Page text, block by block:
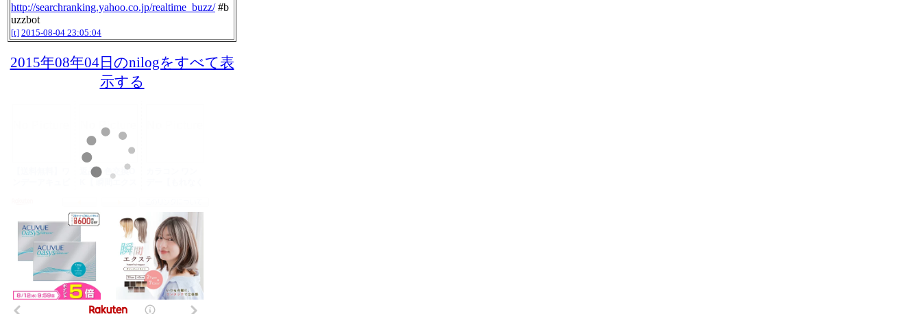
http://searchranking.yahoo.co.jp/realtime_buzz/#b
uzzbot
[t] 2015-08-04 23:05:04
2015年08年04日のnilogをすべて表
示する